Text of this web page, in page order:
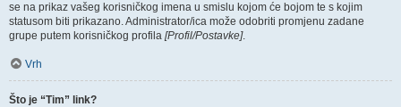
se na prikaz vašeg korisničkog imena u smislu kojom će bojom te s kojim
statusom biti prikazano. Administrator/ica može odobriti promjenu zadane
grupe putem korisničkog profila [Profil/Postavke].
Vrh
Što je “Tim” link?